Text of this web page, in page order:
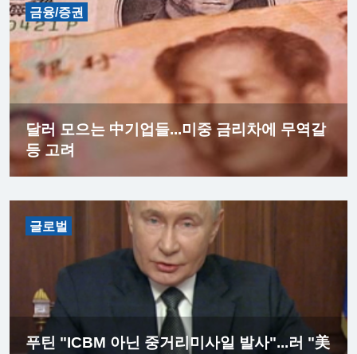
금융/증권
달러 모으는 中기업들...미중 금리차에 무역갈
등 고려
글로벌
푸틴 "ICBM 아닌 중거리미사일 발사"...러 "美